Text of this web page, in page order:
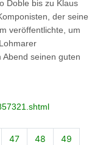
Doble bis zu Klaus
der seine
veröffentlichte, um
seinen guten
47 48 49